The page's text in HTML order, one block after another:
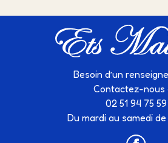
Besoin d’un
Contactez-nous
02 51 94 75 59
Du mardi au samedi de